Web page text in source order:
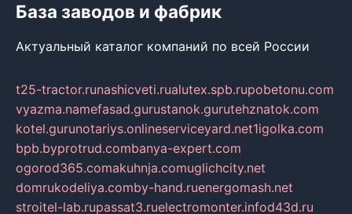
База заводов и фабрик
Актуальный каталог компаний по всей России
t25-tractor.runashicveti.rualutex.spb.rupobetonu.com
vyazma.namefasad.gurustanok.gurutehznatok.com
kotel.gurunotariys.onlineserviceyard.net1igolka.com
bpb.byprotrud.combanya-expert.com
ogorod365.comakuhnja.comuglichcity.net
domrukodeliya.comby-hand.ruenergomash.net
stroitel-lab.rupassat3.ruelectromonter.infod43d.ru